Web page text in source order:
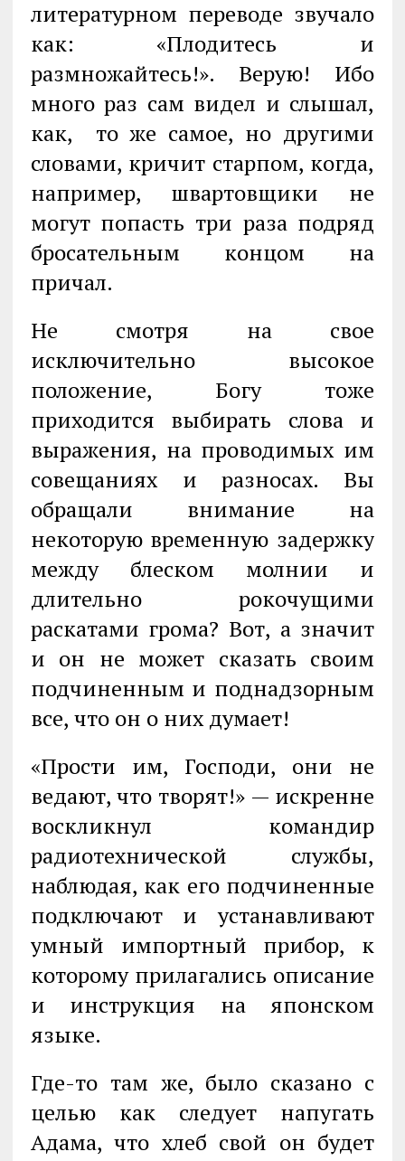
литературном переводе зву­чало
как: «Плодитесь и
размножайтесь!». Верую! Ибо
много раз сам видел и слы­шал,
как, то же самое, но другими
словами, кричит старпом, когда,
например, швартовщики не
могут попасть три раза подряд
бросательным концом на
причал.
Не смотря на свое
исключительно высокое
положение, Богу тоже
приходится выбирать слова и
выражения, на проводимых им
совещаниях и разносах. Вы
обращали внимание на
некоторую временную задержку
между блеском молнии и
длительно рокочущими
раскатами грома? Вот, а значит
и он не может сказать своим
подчиненным и поднадзорным
все, что он о них думает!
«Прости им, Господи, они не
ведают, что творят!» — искренне
воскликнул командир
радиотехнической службы,
наблюдая, как его подчиненные
под­ключают и устанавливают
умный импортный прибор, к
которому прилагались описание
и инструкция на японском
языке.
Где-то там же, было сказано с
целью как следует напугать
Адама, что хлеб свой он будет